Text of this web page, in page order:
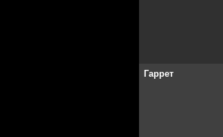
Гаррет